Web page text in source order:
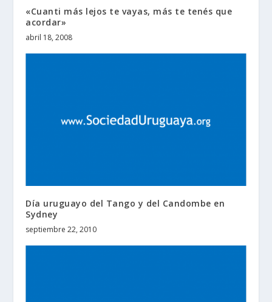
«Cuanti más lejos te vayas, más te tenés que
acordar»
abril 18, 2008
Día uruguayo del Tango y del Candombe en
Sydney
septiembre 22, 2010